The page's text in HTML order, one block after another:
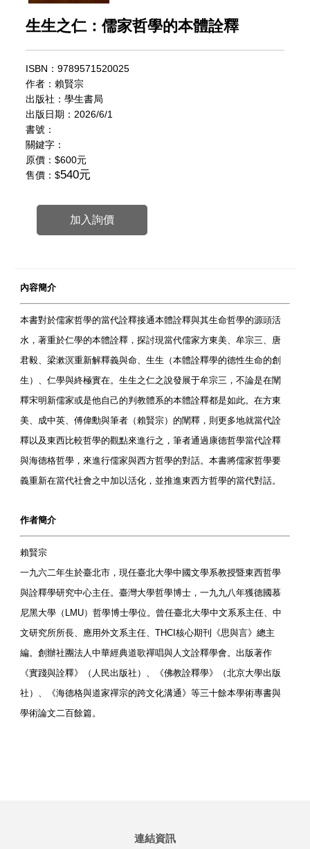
生生之仁：儒家哲學的本體詮釋
ISBN：9789571520025
作者：賴賢宗
出版社：學生書局
出版日期：2026/6/1
書號：
關鍵字：
原價：$600元
售價：$540元
加入詢價
內容簡介
本書對於儒家哲學的當代詮釋接通本體詮釋與其生命哲學的源頭活
水，著重於仁學的本體詮釋，探討現當代儒家方東美、牟宗三、唐
君毅、梁漱溟重新解釋義與命、生生（本體詮釋學的德性生命的創
生）、仁學與終極實在。生生之仁之說發展于牟宗三，不論是在闡
釋宋明新儒家或是他自己的判教體系的本體詮釋都是如此。在方東
美、成中英、傅偉勳與筆者（賴賢宗）的闡釋，則更多地就當代詮
釋以及東西比較哲學的觀點來進行之，筆者通過康德哲學當代詮釋
與海德格哲學，來進行儒家與西方哲學的對話。本書將儒家哲學要
義重新在當代社會之中加以活化，並推進東西方哲學的當代對話。
作者簡介
賴賢宗
一九六二年生於臺北市，現任臺北大學中國文學系教授暨東西哲學
與詮釋學研究中心主任。臺灣大學哲學博士，一九九八年獲德國慕
尼黑大學（LMU）哲學博士學位。曾任臺北大學中文系系主任、中
文研究所所長、應用外文系主任、THCI核心期刊《思與言》總主
編。創辦社團法人中華經典道歌禪唱與人文詮釋學會。出版著作
《實踐與詮釋》（人民出版社）、《佛教詮釋學》（北京大學出版
社）、《海德格與道家禪宗的跨文化溝通》等三十餘本學術專書與
學術論文二百餘篇。
連結資訊